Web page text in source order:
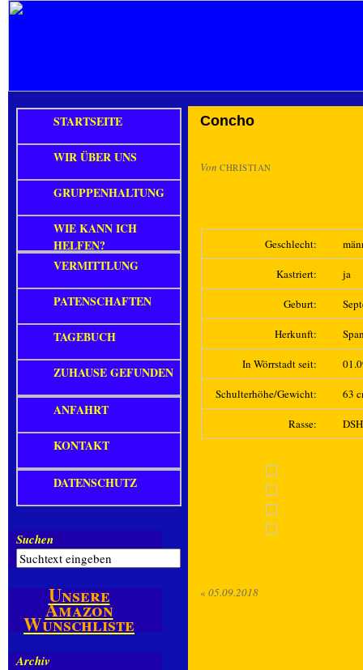
Concho
Von CHRISTIAN
Geschlecht:
Kastriert: ja
Geburt:
Herkunft:
In Wörrstadt seit:
Schulterhöhe/Gewicht: 63
Rasse: DSH
« 05.09.2018
STARTSEITE
WIR ÜBER UNS
GRUPPENHALTUNG
WIE KANN ICH
HELFEN?
VERMITTLUNG
PATENSCHAFTEN
TAGEBUCH
ZUHAUSE GEFUNDEN
ANFAHRT
KONTAKT
DATENSCHUTZ
Suchen
Unsere
Amazon
Wunschliste
Archiv